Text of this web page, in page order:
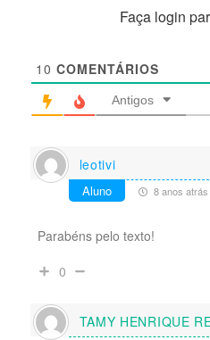
Faça login
10 COMENTÁRIOS
Antigos
leotivi
Aluno 8 anos atrás
Parabéns pelo texto!
0
TAMY HENRIQUE